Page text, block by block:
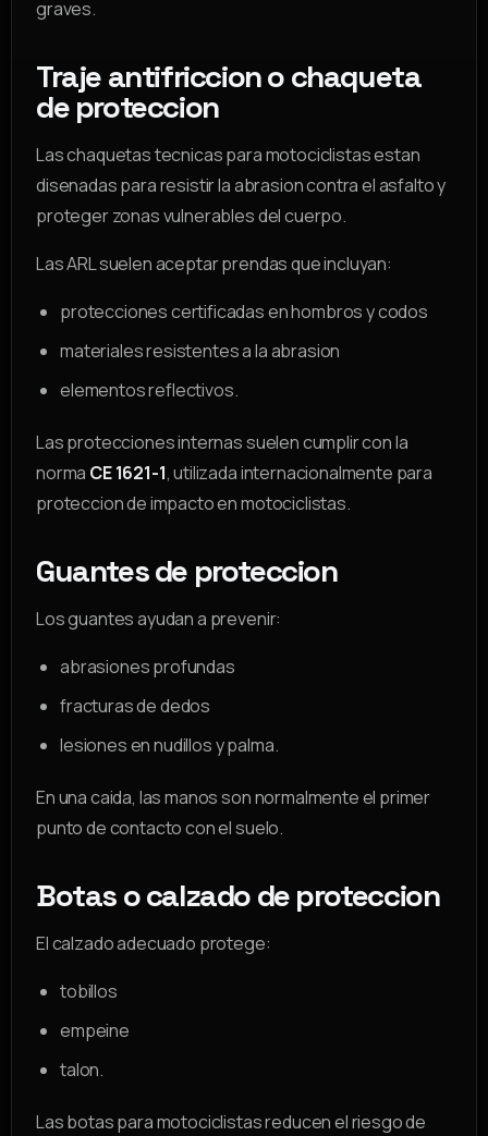
graves.
Traje antifriccion o chaqueta
de proteccion
Las chaquetas tecnicas para motociclistas estan
disenadas para resistir la abrasion contra el asfalto y
proteger zonas vulnerables del cuerpo.
Las ARL suelen aceptar prendas que incluyan:
protecciones certificadas en hombros y codos
materiales resistentes a la abrasion
elementos reflectivos.
Las protecciones internas suelen cumplir con la
norma CE 1621-1, utilizada internacionalmente para
proteccion de impacto en motociclistas.
Guantes de proteccion
Los guantes ayudan a prevenir:
abrasiones profundas
fracturas de dedos
lesiones en nudillos y palma.
En una caida, las manos son normalmente el primer
punto de contacto con el suelo.
Botas o calzado de proteccion
El calzado adecuado protege:
tobillos
empeine
talon.
Las botas para motociclistas reducen el riesgo de